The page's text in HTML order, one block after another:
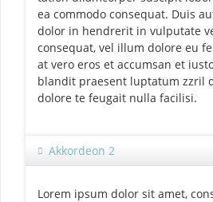
ea commodo consequat. Duis
dolor in hendrerit in vulputate
consequat, vel illum dolore eu
at vero eros et accumsan et
blandit praesent luptatum zzril
dolore te feugait nulla facilisi.
Akkordeon 2
Lorem ipsum dolor sit amet,